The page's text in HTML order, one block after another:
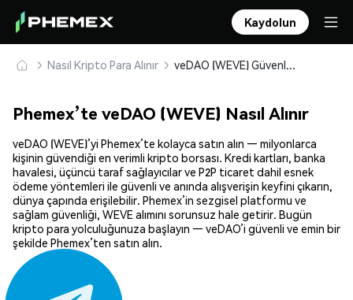
Kaydolun
Nasıl Kripto Para Alınır veDAO (WEVE) Güvenle Satın Alın ve Saklayın
Phemex’te veDAO (WEVE) Nasıl Alınır
veDAO (WEVE)’yi Phemex’te kolayca satın alın — milyonlarca
kişinin güvendiği en verimli kripto borsası. Kredi kartları, banka
havalesi, üçüncü taraf sağlayıcılar ve P2P ticaret dahil esnek
ödeme yöntemleri ile güvenli ve anında alışverişin keyfini çıkarın,
dünya çapında erişilebilir. Phemex’in sezgisel platformu ve
sağlam güvenliği, WEVE alımını sorunsuz hale getirir. Bugün
kripto para yolculuğunuza başlayın — veDAO’i güvenli ve emin bir
şekilde Phemex’ten satın alın.